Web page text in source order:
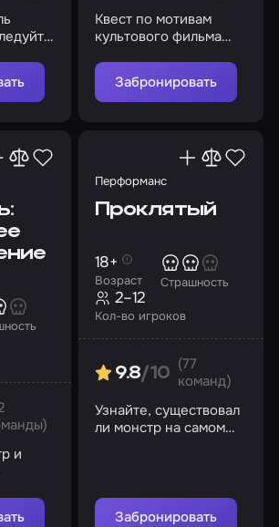
Квест по мотивам
культового фильма
Забронировать
и
Перформанс
Проклятый
Возраст
18+
Страшность
Кол-во игроков
2–12
9.8/10
(77
команд)
Узнайте, существовал
ли монстр на самом
Забронировать